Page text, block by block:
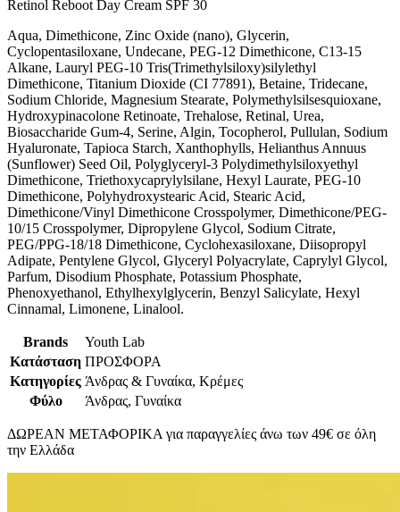
Retinol Reboot Day Cream SPF 30
Aqua, Dimethicone, Zinc Oxide (nano), Glycerin,
Cyclopentasiloxane, Undecane, PEG-12 Dimethicone, C13-15
Alkane, Lauryl PEG-10 Tris(Trimethylsiloxy)silylethyl
Dimethicone, Titanium Dioxide (CI 77891), Betaine, Tridecane,
Sodium Chloride, Magnesium Stearate, Polymethylsilsesquioxane,
Hydroxypinacolone Retinoate, Trehalose, Retinal, Urea,
Biosaccharide Gum-4, Serine, Algin, Tocopherol, Pullulan, Sodium
Hyaluronate, Tapioca Starch, Xanthophylls, Helianthus Annuus
(Sunflower) Seed Oil, Polyglyceryl-3 Polydimethylsiloxyethyl
Dimethicone, Triethoxycaprylylsilane, Hexyl Laurate, PEG-10
Dimethicone, Polyhydroxystearic Acid, Stearic Acid,
Dimethicone/Vinyl Dimethicone Crosspolymer, Dimethicone/PEG-
10/15 Crosspolymer, Dipropylene Glycol, Sodium Citrate,
PEG/PPG-18/18 Dimethicone, Cyclohexasiloxane, Diisopropyl
Adipate, Pentylene Glycol, Glyceryl Polyacrylate, Caprylyl Glycol,
Parfum, Disodium Phosphate, Potassium Phosphate,
Phenoxyethanol, Ethylhexylglycerin, Benzyl Salicylate, Hexyl
Cinnamal, Limonene, Linalool.
Brands
Youth Lab
Κατάσταση ΠΡΟΣΦΟΡΑ
Κατηγορίες Άνδρας & Γυναίκα, Κρέμες
Φύλο
Άνδρας, Γυναίκα
ΔΩΡΕΑΝ ΜΕΤΑΦΟΡΙΚΑ για παραγγελίες άνω των 49€ σε όλη
την Ελλάδα